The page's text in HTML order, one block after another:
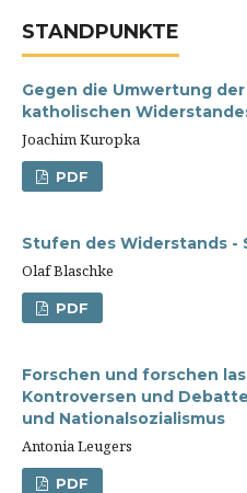
STANDPUNKTE
Gegen die Umwertung
katholischen
Joachim Kuropka
PDF
Stufen des Widerstands -
Olaf Blaschke
PDF
Forschen und forschen
Kontroversen und
und Nationalsozialismus
Antonia Leugers
PDF